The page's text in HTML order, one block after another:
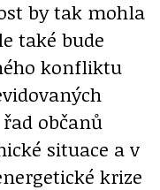
by tak mohla
také bude
konfliktu
občanů
situace a v
krize